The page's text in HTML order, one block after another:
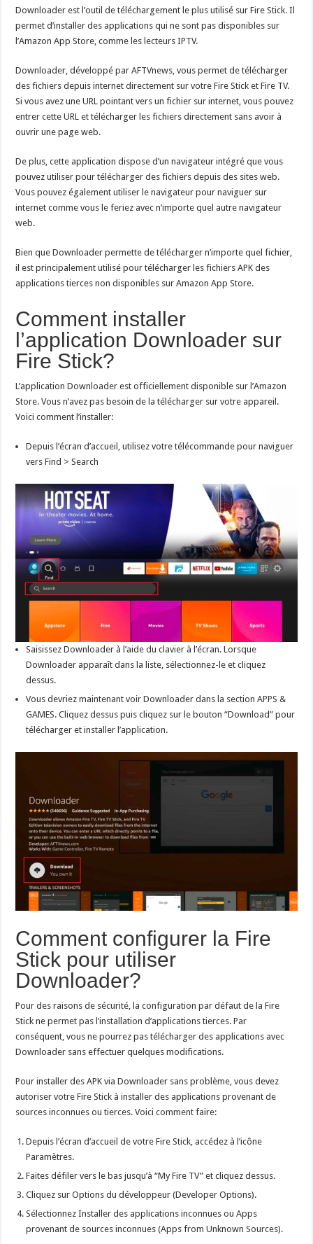
Downloader est l’outil de téléchargement le plus utilisé sur Fire Stick. Il
permet d’installer des applications qui ne sont pas disponibles sur
l’Amazon App Store, comme les lecteurs IPTV.
Downloader, développé par AFTVnews, vous permet de télécharger
des fichiers depuis internet directement sur votre Fire Stick et Fire TV.
Si vous avez une URL pointant vers un fichier sur internet, vous pouvez
entrer cette URL et télécharger les fichiers directement sans avoir à
ouvrir une page web.
De plus, cette application dispose d’un navigateur intégré que vous
pouvez utiliser pour télécharger des fichiers depuis des sites web.
Vous pouvez également utiliser le navigateur pour naviguer sur
internet comme vous le feriez avec n’importe quel autre navigateur
web.
Bien que Downloader permette de télécharger n’importe quel fichier,
il est principalement utilisé pour télécharger les fichiers APK des
applications tierces non disponibles sur Amazon App Store.
Comment installer
l’application Downloader sur
Fire Stick?
L’application Downloader est officiellement disponible sur l’Amazon
Store. Vous n’avez pas besoin de la télécharger sur votre appareil.
Voici comment l’installer:
Depuis l’écran d’accueil, utilisez votre télécommande pour naviguer
vers Find > Search
Saisissez Downloader à l’aide du clavier à l’écran. Lorsque
Downloader apparaît dans la liste, sélectionnez-le et cliquez
dessus.
Vous devriez maintenant voir Downloader dans la section APPS &
GAMES. Cliquez dessus puis cliquez sur le bouton “Download” pour
télécharger et installer l’application.
Comment configurer la Fire
Stick pour utiliser
Downloader?
Pour des raisons de sécurité, la configuration par défaut de la Fire
Stick ne permet pas l’installation d’applications tierces. Par
conséquent, vous ne pourrez pas télécharger des applications avec
Downloader sans effectuer quelques modifications.
Pour installer des APK via Downloader sans problème, vous devez
autoriser votre Fire Stick à installer des applications provenant de
sources inconnues ou tierces. Voici comment faire:
Depuis l’écran d’accueil de votre Fire Stick, accédez à l’icône
Paramètres.
Faites défiler vers le bas jusqu’à “My Fire TV” et cliquez dessus.
Cliquez sur Options du développeur (Developer Options).
Sélectionnez Installer des applications inconnues ou Apps
provenant de sources inconnues (Apps from Unknown Sources).